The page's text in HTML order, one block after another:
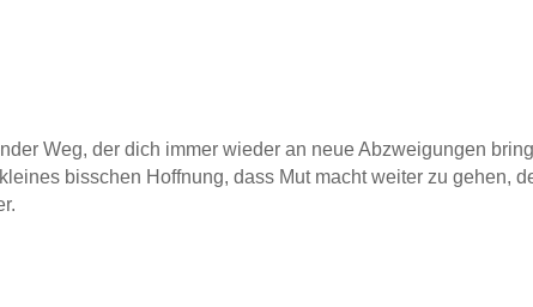
Weg, der dich immer wieder an neue Abzweigungen
bisschen Hoffnung, dass Mut macht weiter zu gehen,